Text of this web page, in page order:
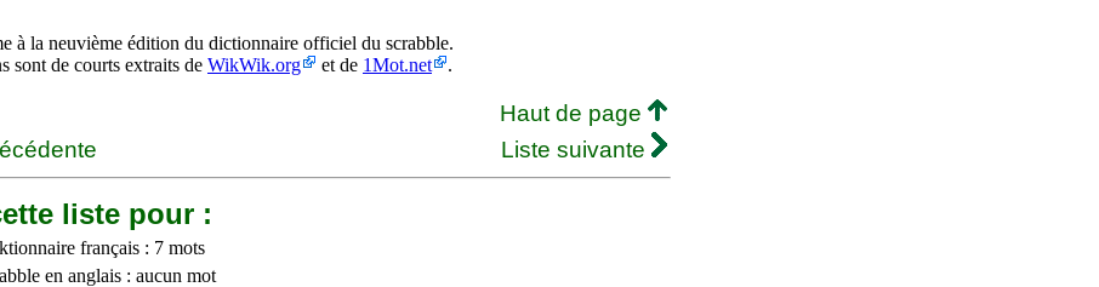
à la neuvième édition du dictionnaire officiel du scrabble.
sont de courts extraits de WikWik.org et de 1Mot.net .
Haut de page
Liste suivante
liste pour :
français : 7 mots
en anglais : aucun mot